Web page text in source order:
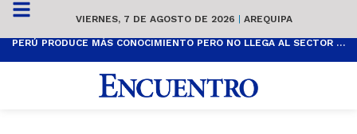
VIERNES, 7 DE AGOSTO DE 2026 | AREQUIPA
PERÚ PRODUCE MÁS CONOCIMIENTO PERO NO LLEGA AL SECTOR PRODUCTIVO